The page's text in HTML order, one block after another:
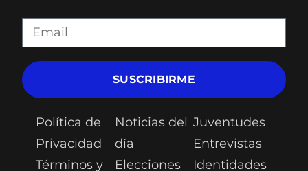
SUSCRIBIRME
Política de
Privacidad
Términos y
Noticias del
día
Elecciones
Juventudes
Entrevistas
Identidades